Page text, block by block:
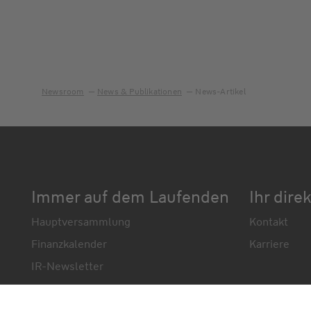
Newsroom News & Publikationen News-Artikel
Immer auf dem Laufenden
Hauptversammlung
Finanzkalender
IR-Newsletter
Ihr
Kontakt
Karriere